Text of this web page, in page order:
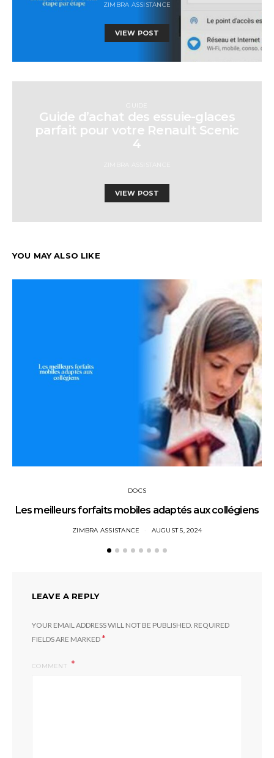
ZIMBRA ASSISTANCE
VIEW POST
GUIDE
Guide d’achat des essuie-glaces
parfait pour votre Renault Scenic
4
VIEW POST
YOU MAY ALSO LIKE
DOCS
Les meilleurs forfaits mobiles adaptés aux collégiens
ZIMBRA ASSISTANCE AUGUST 5, 2024
LEAVE A REPLY
YOUR EMAIL ADDRESS WILL NOT BE PUBLISHED. REQUIRED
FIELDS ARE MARKED*
COMMENT